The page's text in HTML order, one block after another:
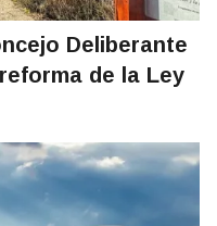
Deliberante
de la Ley